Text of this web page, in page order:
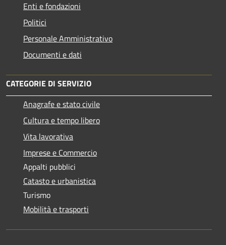
Enti e fondazioni
Politici
Personale Amministrativo
Documenti e dati
CATEGORIE DI SERVIZIO
Anagrafe e stato civile
Cultura e tempo libero
Vita lavorativa
Imprese e Commercio
Appalti pubblici
Catasto e urbanistica
Turismo
Mobilità e trasporti